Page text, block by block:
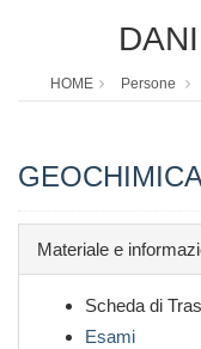
HOME Persone
Materiale e
Scheda di
Esami